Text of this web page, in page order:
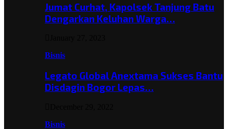
Jumat Curhat, Kapolsek Tanjung Batu
Dengarkan Keluhan Warga…
Bisnis
Legato Global Anextama Sukses Bantu
Disdagin Bogor Lepas…
Bisnis